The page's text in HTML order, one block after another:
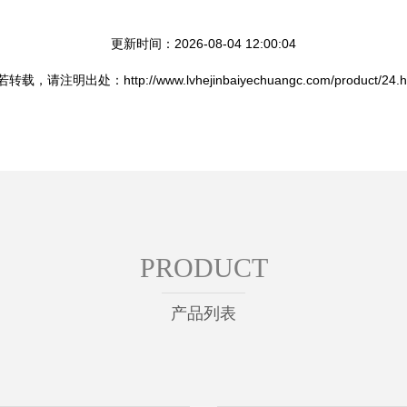
更新时间：2026-08-04 12:00:04
转载，请注明出处：http://www.lvhejinbaiyechuangc.com/product/
PRODUCT
产品列表